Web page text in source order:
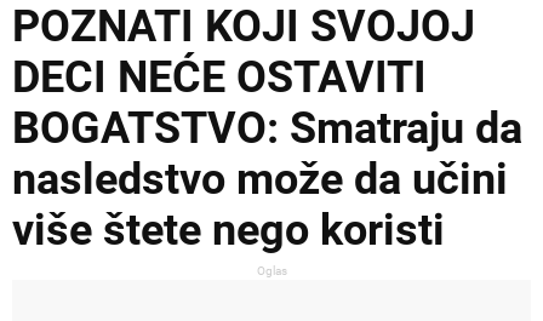
POZNATI KOJI SVOJOJ
DECI NEĆE OSTAVITI
BOGATSTVO: Smatraju da
nasledstvo može da učini
više štete nego koristi
Oglas